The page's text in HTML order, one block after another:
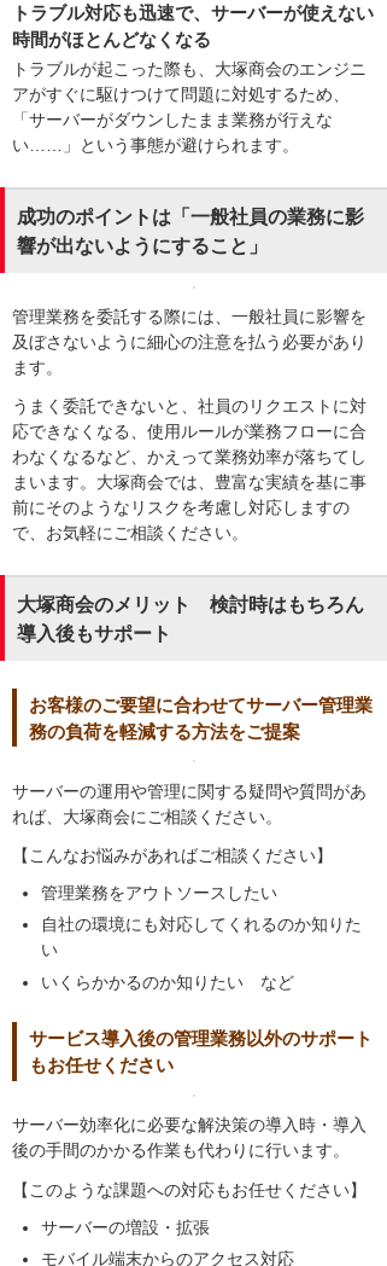
トラブル対応も迅速で、サーバーが使えない
時間がほとんどなくなる
トラブルが起こった際も、大塚商会のエンジニ
アがすぐに駆けつけて問題に対処するため、
「サーバーがダウンしたまま業務が行えな
い……」という事態が避けられます。
成功のポイントは「一般社員の業務に影
響が出ないようにすること」
管理業務を委託する際には、一般社員に影響を
及ぼさないように細心の注意を払う必要があり
ます。
うまく委託できないと、社員のリクエストに対
応できなくなる、使用ルールが業務フローに合
わなくなるなど、かえって業務効率が落ちてし
まいます。大塚商会では、豊富な実績を基に事
前にそのようなリスクを考慮し対応しますの
で、お気軽にご相談ください。
大塚商会のメリット 検討時はもちろん
導入後もサポート
お客様のご要望に合わせてサーバー管理業
務の負荷を軽減する方法をご提案
サーバーの運用や管理に関する疑問や質問があ
れば、大塚商会にご相談ください。
【こんなお悩みがあればご相談ください】
管理業務をアウトソースしたい
自社の環境にも対応してくれるのか知りた
い
いくらかかるのか知りたい など
サービス導入後の管理業務以外のサポート
もお任せください
サーバー効率化に必要な解決策の導入時・導入
後の手間のかかる作業も代わりに行います。
【このような課題への対応もお任せください】
サーバーの増設・拡張
モバイル端末からのアクセス対応